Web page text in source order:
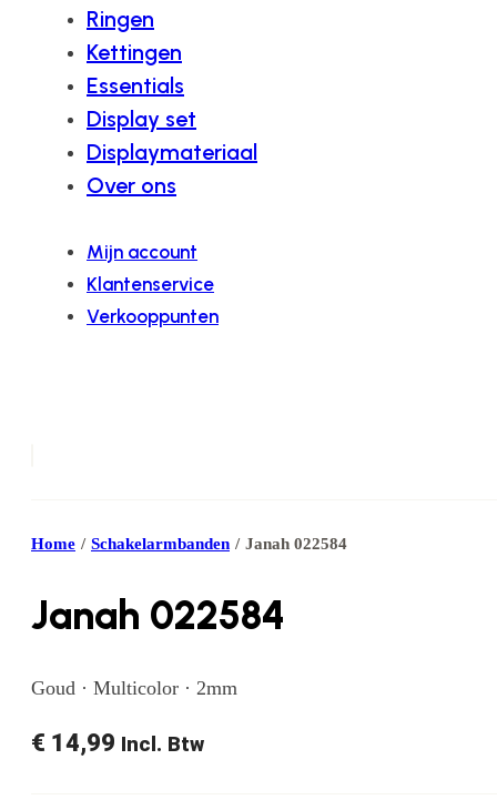
Ringen
Kettingen
Essentials
Display set
Displaymateriaal
Over ons
Mijn account
Klantenservice
Verkooppunten
Home / Schakelarmbanden / Janah 022584
Janah 022584
Goud · Multicolor · 2mm
€ 14,99 Incl. Btw